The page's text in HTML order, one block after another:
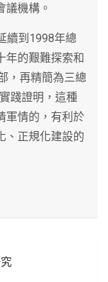
議機構。
續到1998年總
年的艱難探索和
，再精簡為三總
踐證明，這種
軍情的，有利於
、正規化建設的